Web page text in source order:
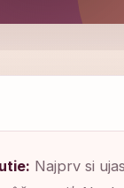
Najprv si